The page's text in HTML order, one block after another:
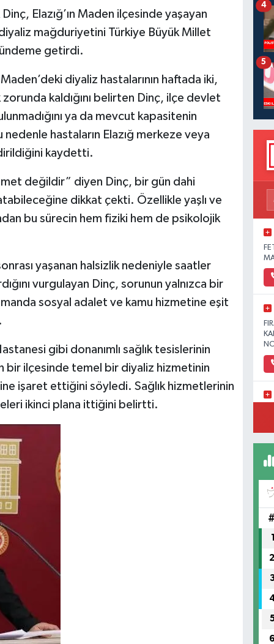
Elazığ’ın Maden ilçesinde yaşayan
mağduriyetini Türkiye Büyük Millet
getirdi.
diyaliz hastalarının haftada iki,
kaldığını belirten Dinç, ilçe devlet
ya da mevcut kapasitenin
nedenle hastaların Elazığ merkeze veya
kaydetti.
değildir” diyen Dinç, bir gün dahi
atabileceğine dikkat çekti. Özellikle yaşlı ve
bu sürecin hem fiziki hem de psikolojik
yaşanan halsizlik nedeniyle saatler
vurgulayan Dinç, sorunun yalnızca bir
sosyal adalet ve kamu hizmetine eşit
gibi donanımlı sağlık tesislerinin
bir ilçesinde temel bir diyaliz hizmetinin
işaret ettiğini söyledi. Sağlık hizmetlerinin
ikinci plana ittiğini belirtti.
4
5